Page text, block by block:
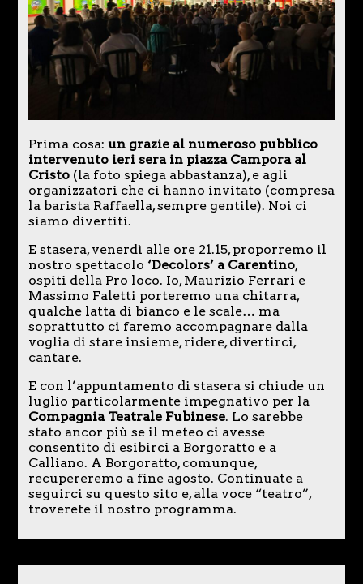
Prima cosa: un grazie al numeroso pubblico
intervenuto ieri sera in piazza Campora al
Cristo(la foto spiega abbastanza), e agli
organizzatori che ci hanno invitato (compresa
la barista Raffaella, sempre gentile). Noi ci
siamo divertiti.
E stasera, venerdì alle ore 21.15, proporremo il
nostro spettacolo ‘Decolors’ a Carentino,
ospiti della Pro loco. Io, Maurizio Ferrari e
Massimo Faletti porteremo una chitarra,
qualche latta di bianco e le scale… ma
soprattutto ci faremo accompagnare dalla
voglia di stare insieme, ridere, divertirci,
cantare.
E con l’appuntamento di stasera si chiude un
luglio particolarmente impegnativo per la
Compagnia Teatrale Fubinese. Lo sarebbe
stato ancor più se il meteo ci avesse
consentito di esibirci a Borgoratto e a
Calliano. A Borgoratto, comunque,
recupereremo a fine agosto. Continuate a
seguirci su questo sito e, alla voce “teatro”,
troverete il nostro programma.